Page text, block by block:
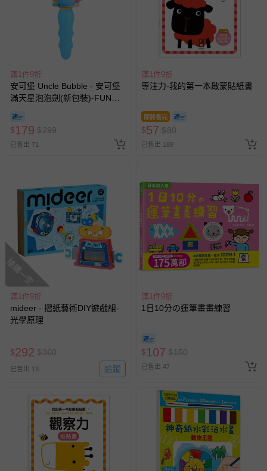
並非試用期，您所退回的商品必須是未經使用的全新狀態，
包含完整包裝、配件、說明文件及贈品等。
如需退換貨，請於收到商品7天（含例假日內提出），如為
退貨，您可至『查詢訂單』>『已出貨』中查詢該筆訂單，
並點選『我要退貨』即可進行申請。若有相關退貨問題，請
至媽咪愛LINE@客服ID: @mamilove
針對滿件折/滿額贈…等活動，如因部份退貨，而該訂單保
部分商品依據消費者保護法的規定，不適用七天鑑賞期/猶
豫期範圍：
易於腐敗、保存期限較短或解約時即將逾期（例如生鮮
商品、食品等）。
客製化商品（例如客製生日書、姓名貼等）。
報紙、期刊或雜誌（惟書籍如經拆封、使用，則酌收整
新費用）。
經消費者拆封之影音商品或電腦軟體（例如 DVD、CD
等）。
非以有形媒介提供之數位內容或一經提供即為完成之線
上服務，經消費者事先同意始提供（例如線上課程、遊
戲或活動點數等）。
-個人衛生用品（例如尿布、貼身衣物、泳裝、襪子、地
墊、寢具類等）。
-新生兒親膚衣物（嬰幼兒包巾與背巾、包屁衣、學習
褲、紗布衣等）。
-接觸性孕哺產品（奶嘴、奶瓶、擠乳器、哺乳衣、托腹
帶束縛衣、餐搖椅等）。
滿1件9折
安可堡 Uncle Bubble - 安可堡
滿天星泡泡劍(新包裝)-FUN系
$179 $299
已售出 71
滿1件9折
專注力-我的第一本啟蒙貼紙書
即將售完
$57 $80
已售出 189
搶購一空
滿1件9折
mideer - 摺紙藝術DIY遊戲組-
光學原理
$292 $360
已售出 13 追蹤
滿1件9折
1日10分の運筆畫畫練習
$107 $150
已售出 47